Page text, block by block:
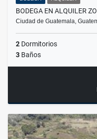
BODEGA EN ALQUILER
Ciudad de Guatemala,
2 Dormitorios
3 Baños